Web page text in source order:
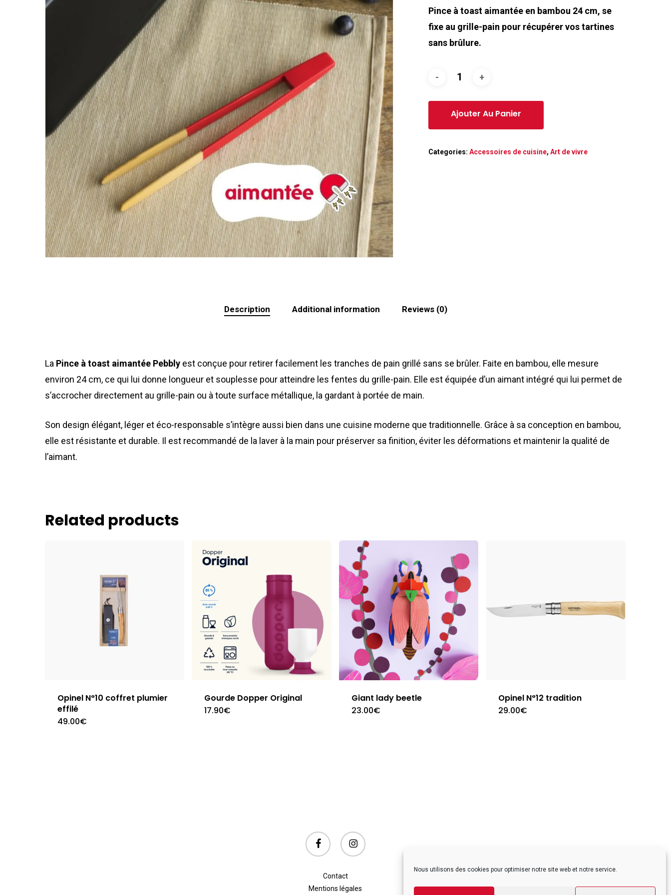
Nous utilisons des cookies pour optimiser notre site web et notre service.
Pince à toast aimantée en bambou 24 cm, se
fixe au grille-pain pour récupérer vos tartines
sans brûlure.
Categories:Accessoires de cuisine,Art de vivre
Description Additional information Reviews (0)
La Pince à toast aimantée Pebbly est conçue pour retirer facilement les tranches de pain grillé sans se brûler. Faite en bambou, elle mesure
environ 24 cm, ce qui lui donne longueur et souplesse pour atteindre les fentes du grille-pain. Elle est équipée d’un aimant intégré qui lui permet de
s’accrocher directement au grille-pain ou à toute surface métallique, la gardant à portée de main.
Son design élégant, léger et éco-responsable s’intègre aussi bien dans une cuisine moderne que traditionnelle. Grâce à sa conception en bambou,
elle est résistante et durable. Il est recommandé de la laver à la main pour préserver sa finition, éviter les déformations et maintenir la qualité de
l’aimant.
Related products
Opinel N°10 coffret plumier
effilé
49.00€
Gourde Dopper Original
17.90€
chosen
Giant lady beetle
23.00€
Opinel N°12 tradition
29.00€
facebook instagram
Contact
Mentions légales